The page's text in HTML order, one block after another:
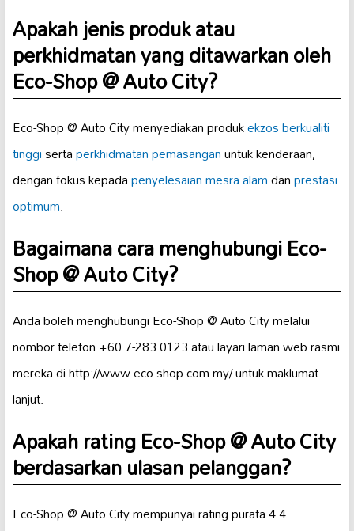
Apakah jenis produk atau
perkhidmatan yang ditawarkan oleh
Eco-Shop @ Auto City?
Eco-Shop @ Auto City menyediakan produkekzos berkualiti
tinggisertaperkhidmatan pemasanganuntuk kenderaan,
dengan fokus kepadapenyelesaian mesra alamdanprestasi
optimum.
Bagaimana cara menghubungi Eco-
Shop @ Auto City?
Anda boleh menghubungi Eco-Shop @ Auto City melalui
nombor telefon +60 7-283 0123 atau layari laman web rasmi
mereka di http://www.eco-shop.com.my/ untuk maklumat
lanjut.
Apakah rating Eco-Shop @ Auto City
berdasarkan ulasan pelanggan?
Eco-Shop @ Auto City mempunyai rating purata 4.4